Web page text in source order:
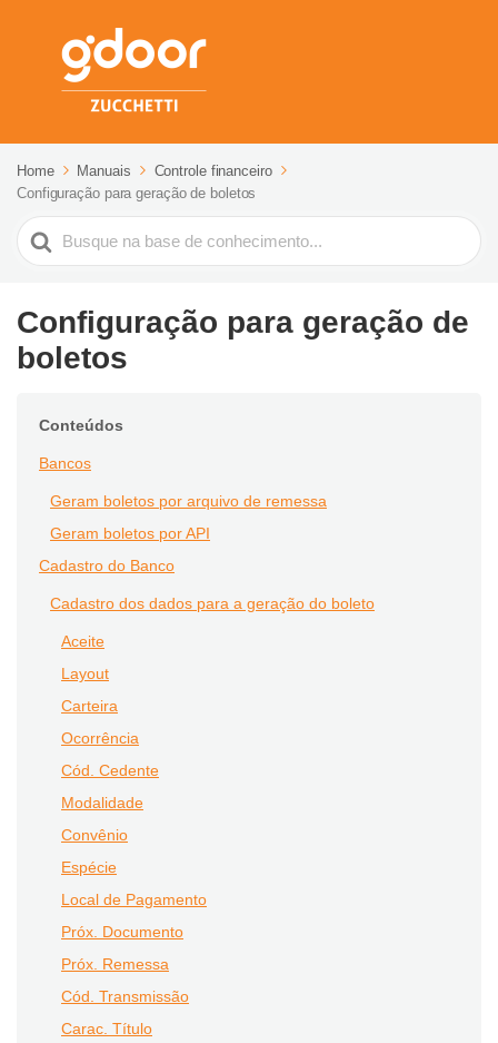
Home Manuais
Controle financeiro
Configuração para geração de boletos
Pesquisar
Configuração para geração de
boletos
Conteúdos
Bancos
Geram boletos por arquivo de remessa
Geram boletos por API
Cadastro do Banco
Cadastro dos dados para a geração do boleto
Aceite
Layout
Carteira
Ocorrência
Cód. Cedente
Modalidade
Convênio
Espécie
Local de Pagamento
Próx. Documento
Próx. Remessa
Cód. Transmissão
Carac. Título